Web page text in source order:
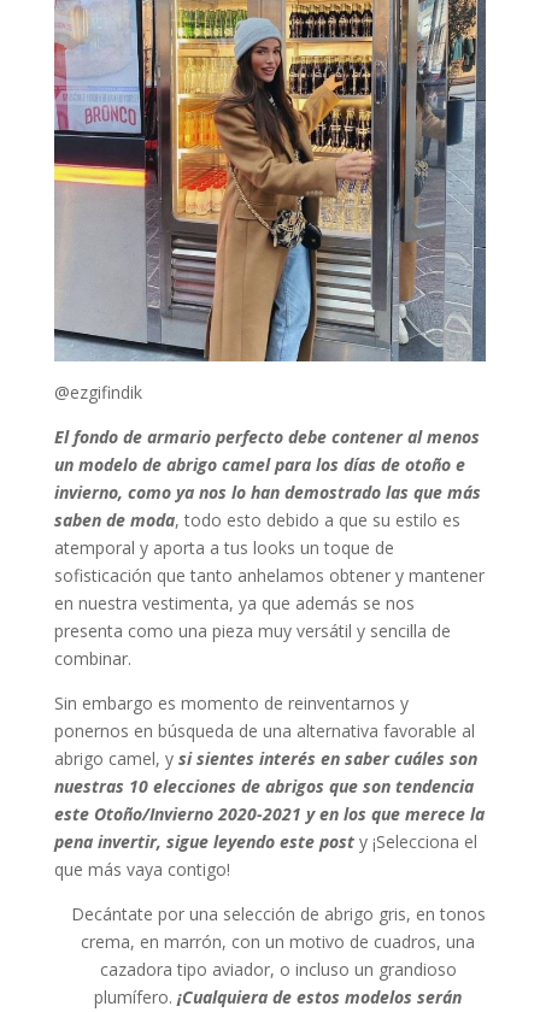
@ezgifindik
El fondo de armario perfecto debe contener al menos
un modelo de abrigo camel para los días de otoño e
invierno, como ya nos lo han demostrado las que más
saben de moda, todo esto debido a que su estilo es
atemporal y aporta a tus looks un toque de
sofisticación que tanto anhelamos obtener y mantener
en nuestra vestimenta, ya que además se nos
presenta como una pieza muy versátil y sencilla de
combinar.
Sin embargo es momento de reinventarnos y
ponernos en búsqueda de una alternativa favorable al
abrigo camel, y si sientes interés en saber cuáles son
nuestras 10 elecciones de abrigos que son tendencia
este Otoño/Invierno 2020-2021 y en los que merece la
pena invertir, sigue leyendo este posty ¡Selecciona el
que más vaya contigo!
Decántate por una selección de abrigo gris, en tonos
crema, en marrón, con un motivo de cuadros, una
cazadora tipo aviador, o incluso un grandioso
plumífero.¡Cualquiera de estos modelos serán